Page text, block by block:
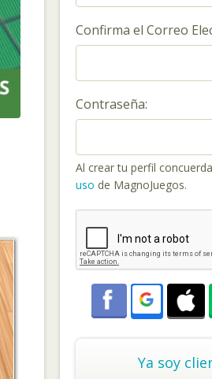
Confirma el Correo
Contraseña:
Al crear tu perfil
uso de MagnoJuegos.
Ya soy